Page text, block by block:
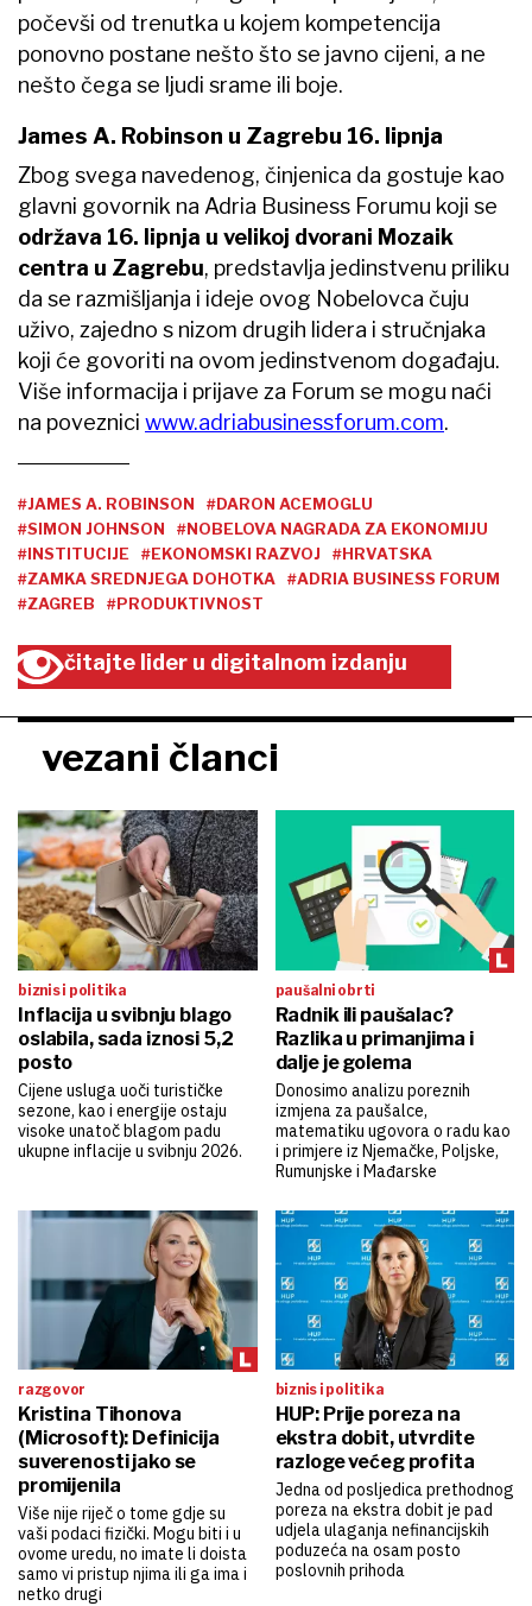
počevši od trenutka u kojem kompetencija
ponovno postane nešto što se javno cijeni, a ne
nešto čega se ljudi srame ili boje.
James A. Robinson u Zagrebu 16. lipnja
Zbog svega navedenog, činjenica da gostuje kao
glavni govornik na Adria Business Forumu koji se
održava 16. lipnja u velikoj dvorani Mozaik
centra u Zagrebu, predstavlja jedinstvenu priliku
da se razmišljanja i ideje ovog Nobelovca čuju
uživo, zajedno s nizom drugih lidera i stručnjaka
koji će govoriti na ovom jedinstvenom događaju.
Više informacija i prijave za Forum se mogu naći
na poveznici www.adriabusinessforum.com.
#JAMES A. ROBINSON
#DARON ACEMOGLU
#SIMON JOHNSON
#NOBELOVA NAGRADA ZA EKONOMIJU
#INSTITUCIJE
#EKONOMSKI RAZVOJ
#HRVATSKA
#ZAMKA SREDNJEGA DOHOTKA
#ADRIA BUSINESS FORUM
#ZAGREB
#PRODUKTIVNOST
čitajte lider u digitalnom izdanju
vezani članci
biznis i politika
Inflacija u svibnju blago
oslabila, sada iznosi 5,2
posto
Cijene usluga uoči turističke
sezone, kao i energije ostaju
visoke unatoč blagom padu
ukupne inflacije u svibnju 2026.
paušalni obrti
Radnik ili paušalac?
Razlika u primanjima i
dalje je golema
Donosimo analizu poreznih
izmjena za paušalce,
matematiku ugovora o radu kao
i primjere iz Njemačke, Poljske,
Rumunjske i Mađarske
razgovor
Kristina Tihonova
(Microsoft): Definicija
suverenosti jako se
promijenila
Više nije riječ o tome gdje su
vaši podaci fizički. Mogu biti i u
ovome uredu, no imate li doista
samo vi pristup njima ili ga ima i
netko drugi
biznis i politika
HUP: Prije poreza na
ekstra dobit, utvrdite
razloge većeg profita
Jedna od posljedica prethodnog
poreza na ekstra dobit je pad
udjela ulaganja nefinancijskih
poduzeća na osam posto
poslovnih prihoda